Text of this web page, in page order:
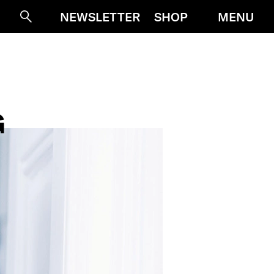
SucheNEWSLETTER SHOP MENU